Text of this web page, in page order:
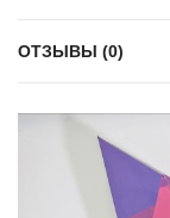
ОТЗЫВЫ (0)